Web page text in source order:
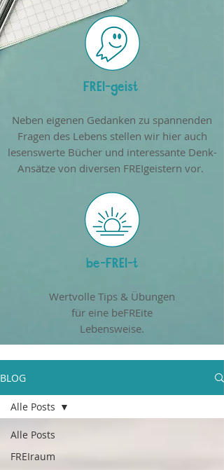
FREI-geist
Neben eigenen Gedanken zu spannenden
Fragen des Lebens stellen wir hier auch
lesenswerte Bücher und interessante Denk-
Ansätze von diversen FREIgeistern vor.
be-FREI-t
Wertvolle Tips & Übungen
für eine beFREite
Lebensweise.
BLOG
Alle Posts
FREIraum
Alle Posts